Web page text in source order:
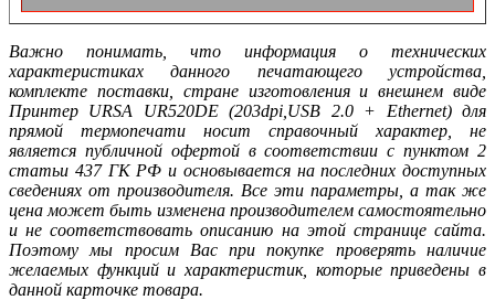
Важно понимать, что информация о технических
характеристиках данного печатающего устройства,
комплекте поставки, стране изготовления и внешнем виде
Принтер URSA UR520DE (203dpi,USB 2.0 + Ethernet) для
прямой термопечати носит справочный характер, не
является публичной офертой в соответствии с пунктом 2
статьи 437 ГК РФ и основывается на последних доступных
сведениях от производителя. Все эти параметры, а так же
цена может быть изменена производителем самостоятельно
и не соответствовать описанию на этой странице сайта.
Поэтому мы просим Вас при покупке проверять наличие
желаемых функций и характеристик, которые приведены в
данной карточке товара.